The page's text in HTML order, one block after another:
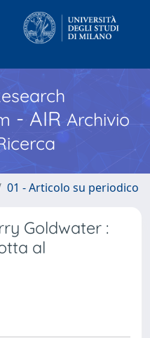
- AIR Archivio
01 - Articolo su periodico
Goldwater :
al